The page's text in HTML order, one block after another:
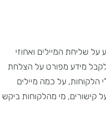
שליחת המיילים ואחוזי
מידע מפורט על הצלחת
הלקוחות, על כמה מיילים
קישורים, מי מהלקוחות ביקש